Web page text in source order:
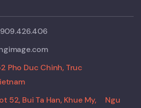
Pho Duc Chinh, Truc
52, Bui Ta Han, Khue My,
Ngu